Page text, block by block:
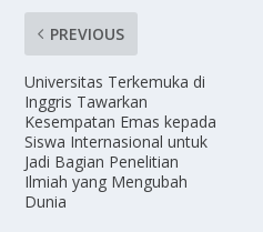
PREVIOUS
Universitas Terkemuka di
Inggris Tawarkan
Kesempatan Emas kepada
Siswa Internasional untuk
Jadi Bagian Penelitian
Ilmiah yang Mengubah
Dunia